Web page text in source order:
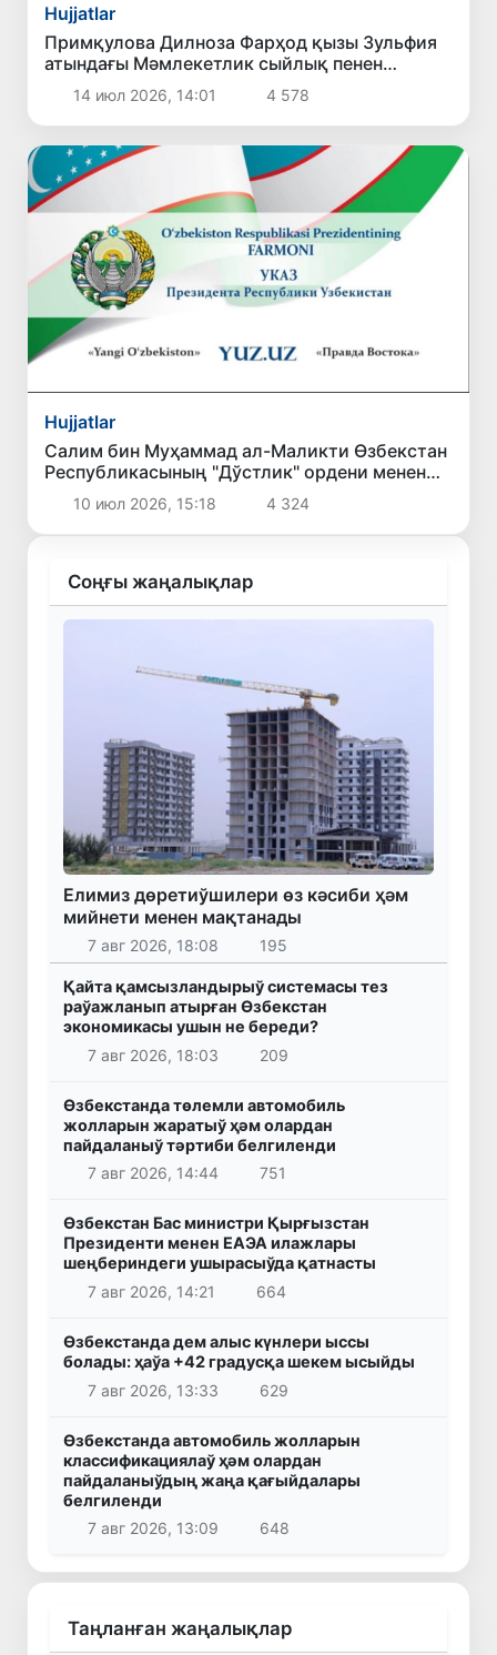
Hujjatlar
Примқулова Дилноза Фарҳод қызы Зульфия
атындағы Мәмлекетлик сыйлық пенен
сыйлықлаў ҳаққында
14 июл 2026, 14:01 4 578
Hujjatlar
Салим бин Муҳаммад ал-Маликти Өзбекстан
Республикасының "Дўстлик" ордени менен
сыйлықлаў ҳаққында
10 июл 2026, 15:18 4 324
Соңғы жаңалықлар
Елимиз дөретиўшилери өз кәсиби ҳәм
мийнети менен мақтанады
7 авг 2026, 18:08 195
Қайта қамсызландырыў системасы тез
раўажланып атырған Өзбекстан
экономикасы ушын не береди?
7 авг 2026, 18:03
209
Өзбекстанда төлемли автомобиль
жолларын жаратыў ҳәм олардан
пайдаланыў тәртиби белгиленди
7 авг 2026, 14:44
751
Өзбекстан Бас министри Қырғызстан
Президенти менен ЕАЭА илажлары
шеңбериндеги ушырасыўда қатнасты
7 авг 2026, 14:21
664
Өзбекстанда дем алыс күнлери ыссы
болады: ҳаўа +42 градусқа шекем ысыйды
7 авг 2026, 13:33
629
Өзбекстанда автомобиль жолларын
классификациялаў ҳәм олардан
пайдаланыўдың жаңа қағыйдалары
белгиленди
7 авг 2026, 13:09
648
Таңланған жаңалықлар